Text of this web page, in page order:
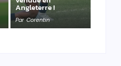
Angleterre !
Par Corentin